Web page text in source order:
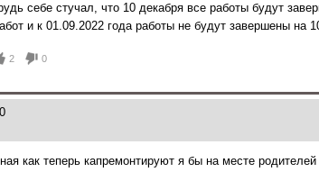
себе стучал, что 10 декабря все работы будут
и к 01.09.2022 года работы не будут завершены на
2 0
как теперь капремонтируют я бы на месте